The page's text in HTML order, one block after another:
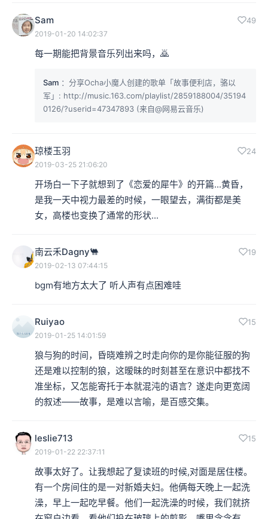
Sam 49
2019-01-20 14:02:37
每一期能把背景音乐列出来吗，🙇
Sam ：分享Ocha小魔人创建的歌单「故事便利店，骆以
军」: http://music.163.com/playlist/2859188004/35194
0126/?userid=47347893 (来自@网易云音乐)
琼楼玉羽 24
2019-03-25 21:06:20
开场白一下子就想到了《恋爱的犀牛》的开篇...黄昏，
是我一天中视力最差的时候，一眼望去，满街都是美
女，高楼也变换了通常的形状...
南云禾Dagny🐫 19
2019-02-13 07:44:15
bgm有地方太大了 听人声有点困难哇
Ruiyao 15
2019-01-25 14:01:59
狼与狗的时间，昏晓难辨之时走向你的是你能征服的狗
还是难以控制的狼，这暧昧的时刻甚至在意识中都找不
准坐标，又怎能寄托于本就混沌的语言？遂走向更宽阔
的叙述——故事，是难以言喻，是百感交集。
leslie713 15
2019-01-22 22:37:11
故事太好了。让我想起了复读班的时候,对面是居住楼。
有一个房间住的是一对新婚夫妇。他俩每天晚上一起洗
澡，早上一起吃早餐。他们一起洗澡的时候，我们就挤